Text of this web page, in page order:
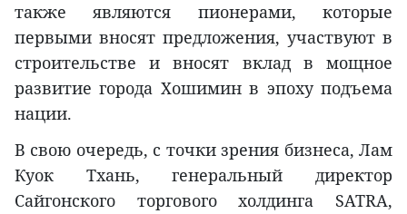
также являются пионерами, которые
первыми вносят предложения, участвуют в
строительстве и вносят вклад в мощное
развитие города Хошимин в эпоху подъема
нации.
В свою очередь, с точки зрения бизнеса, Лам
Куок Тхань, генеральный директор
Сайгонского торгового холдинга SATRA,